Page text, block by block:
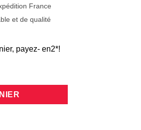
France
et de qualité
payez- en2*!
d'un anneau de support pour Apple